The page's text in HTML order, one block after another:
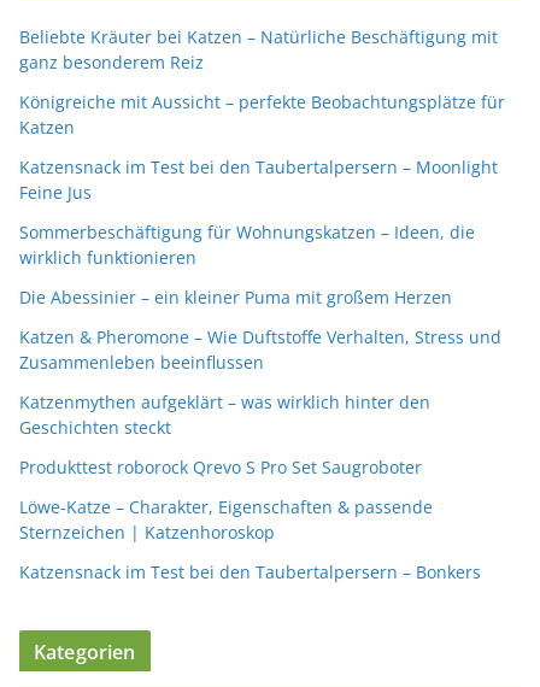
Beliebte Kräuter bei Katzen – Natürliche Beschäftigung mit
ganz besonderem Reiz
Königreiche mit Aussicht – perfekte Beobachtungsplätze für
Katzen
Katzensnack im Test bei den Taubertalpersern – Moonlight
Feine Jus
Sommerbeschäftigung für Wohnungskatzen – Ideen, die
wirklich funktionieren
Die Abessinier – ein kleiner Puma mit großem Herzen
Katzen & Pheromone – Wie Duftstoffe Verhalten, Stress und
Zusammenleben beeinflussen
Katzenmythen aufgeklärt – was wirklich hinter den
Geschichten steckt
Produkttest roborock Qrevo S Pro Set Saugroboter
Löwe-Katze – Charakter, Eigenschaften & passende
Sternzeichen | Katzenhoroskop
Katzensnack im Test bei den Taubertalpersern – Bonkers
Kategorien